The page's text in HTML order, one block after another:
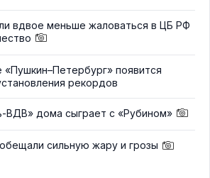
вдвое меньше жаловаться в ЦБ РФ
появится
рекордов
ВДВ» дома сыграет с «Рубином»
сильную жару и грозы